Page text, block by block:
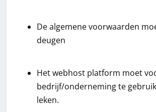
De algemene voorwaarden
deugen
Het webhost platform moet
bedrijf/onderneming te
leken.